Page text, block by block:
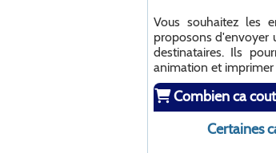
Vous souhaitez les
proposons d'envoyer
destinataires. Ils
animation et imprimer
Combien ca
Certaines